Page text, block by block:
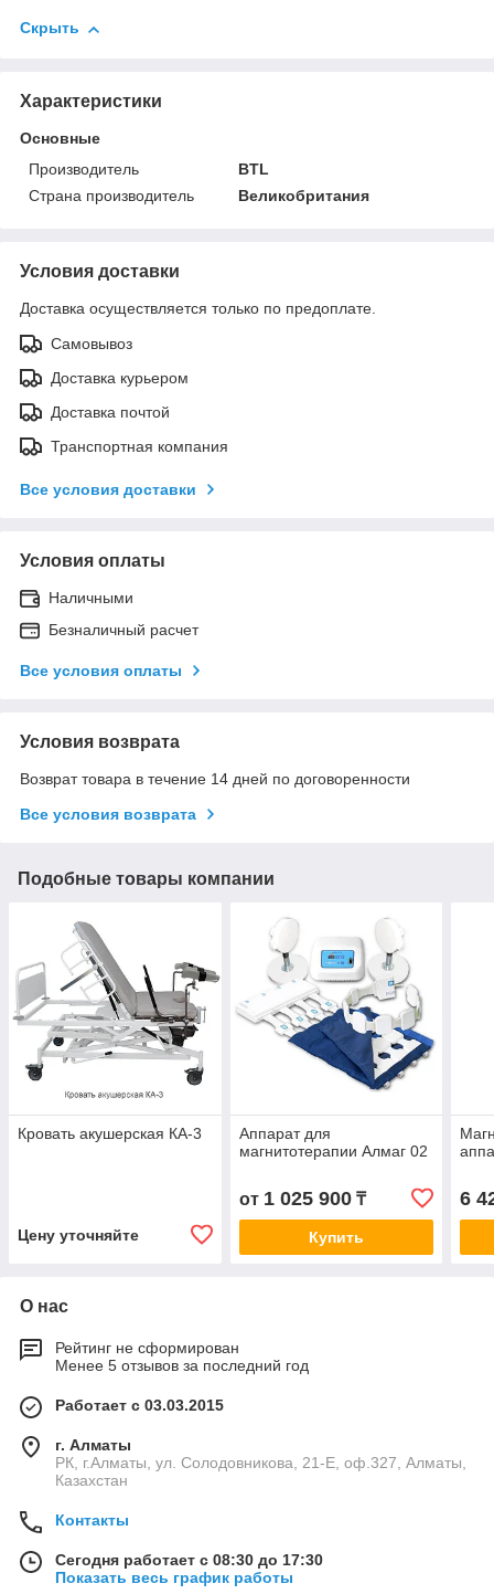
Скрыть
Характеристики
Основные
Производитель
BTL
Страна производитель
Великобритания
Условия доставки
Доставка осуществляется только по предоплате.
Самовывоз
Доставка курьером
Доставка почтой
Транспортная компания
Все условия доставки
Условия оплаты
Наличными
Безналичный расчет
Все условия оплаты
Условия возврата
Возврат товара в течение 14 дней по договоренности
Все условия возврата
Подобные товары компании
Кровать акушерская КА-3
Цену уточняйте
Аппарат для
магнитотерапии Алмаг 02
от 1 025 900₸
Купить
6
О нас
Рейтинг не сформирован
Менее 5 отзывов за последний год
Работает с 03.03.2015
г. Алматы
РК, г.Алматы, ул. Солодовникова, 21-Е, оф.327, Алматы,
Казахстан
Контакты
Сегодня работает с 08:30 до 17:30
Показать весь график работы